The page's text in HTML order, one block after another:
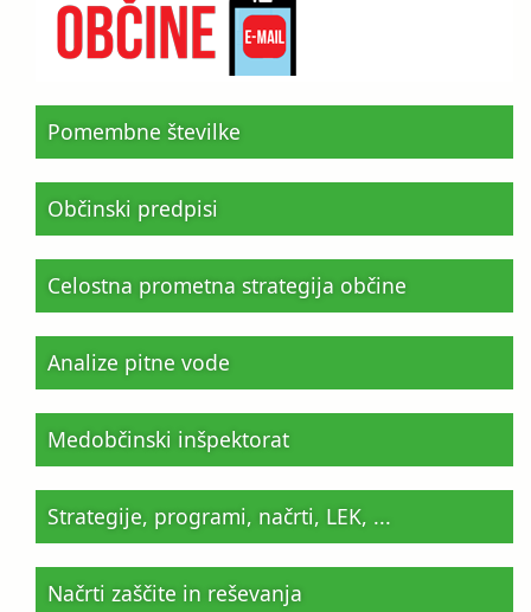
Pomembne številke
Občinski predpisi
Celostna prometna strategija občine
Analize pitne vode
Medobčinski inšpektorat
Strategije, programi, načrti, LEK, ...
Načrti zaščite in reševanja